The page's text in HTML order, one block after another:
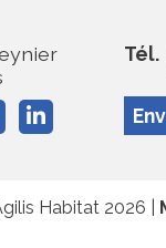
Tél.
Habitat 2026 |